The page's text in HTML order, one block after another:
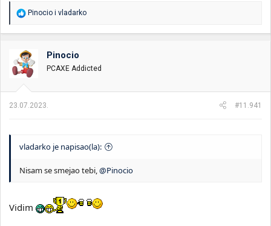
R
a
o
v
a
n
:
Pinocio i vladarko
Pinocio
PCAXE Addicted
23.07.2023. #11.941
vladarko je napisao(la):
Nisam se smejao tebi,@Pinocio
Vidim